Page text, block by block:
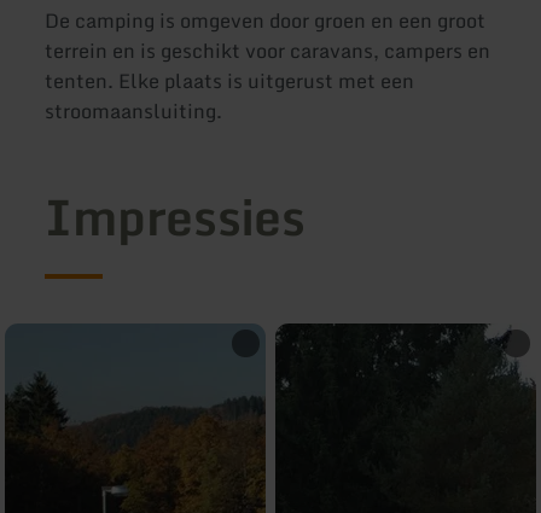
De camping is omgeven door groen en een groot
terrein en is geschikt voor caravans, campers en
tenten. Elke plaats is uitgerust met een
stroomaansluiting.
Impressies